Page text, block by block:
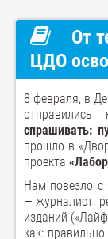
От
ЦДО
8 февраля, в
спрашивать:
прошло в
проекта
Нам повезло с
— журналист,
изданий
как: